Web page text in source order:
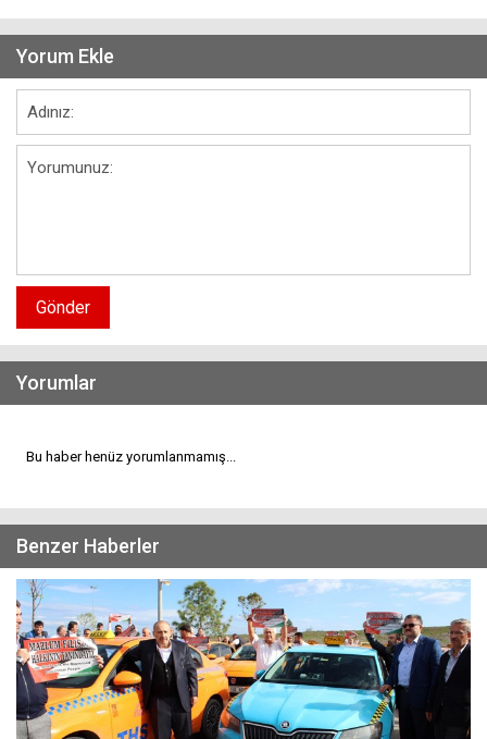
Yorum Ekle
Gönder
Yorumlar
Bu haber henüz yorumlanmamış...
Benzer Haberler